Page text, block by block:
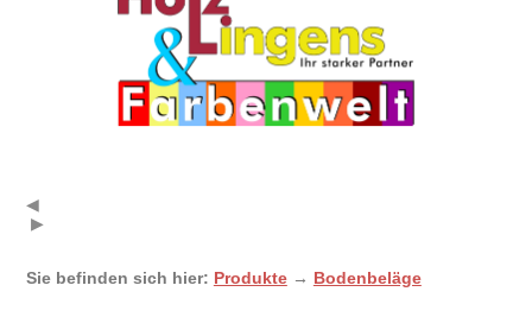
◀
▶
Sie befinden sich hier: Produkte→ Bodenbeläge